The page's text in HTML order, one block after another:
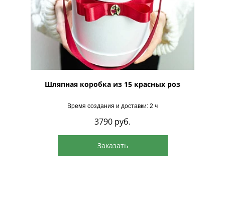
Шляпная коробка из 15 красных роз
Время создания и доставки: 2 ч
3790 руб.
Заказать